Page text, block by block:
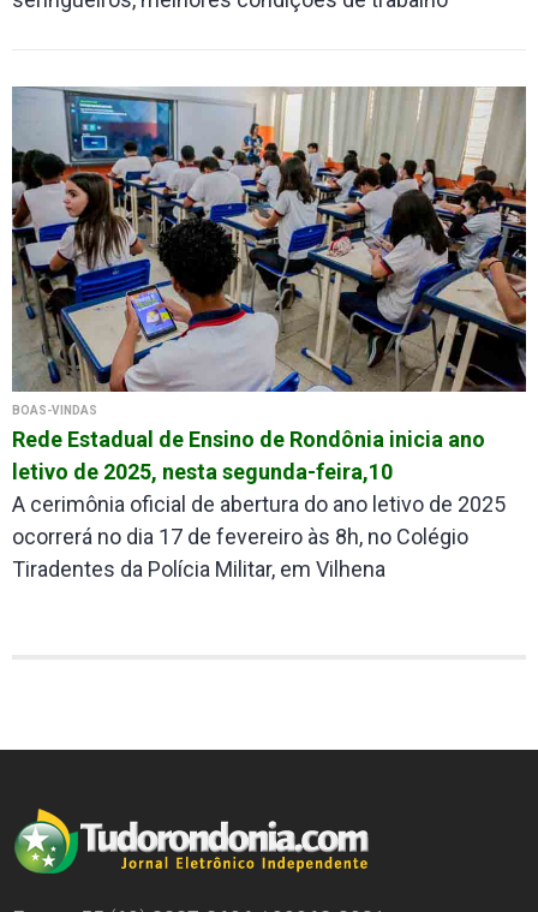
BOAS-VINDAS
Rede Estadual de Ensino de Rondônia inicia ano
letivo de 2025, nesta segunda-feira,10
A cerimônia oficial de abertura do ano letivo de 2025
ocorrerá no dia 17 de fevereiro às 8h, no Colégio
Tiradentes da Polícia Militar, em Vilhena